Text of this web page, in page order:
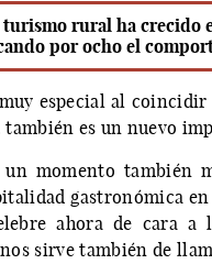
turismo rural ha crecido
por ocho el
especial al
también es un nuevo
momento también
gastronómica
ahora de cara
sirve también de